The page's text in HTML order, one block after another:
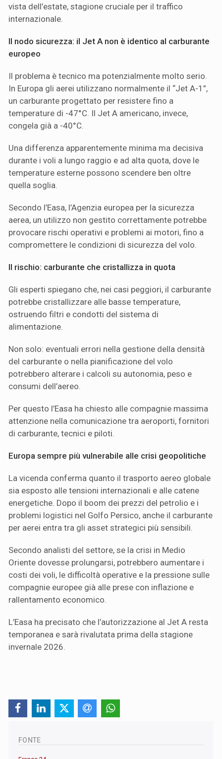
vista dell’estate, stagione cruciale per il traffico
internazionale.
Il nodo sicurezza: il Jet A non è identico al carburante
europeo
Il problema è tecnico ma potenzialmente molto serio.
In Europa gli aerei utilizzano normalmente il “Jet A-1”,
un carburante progettato per resistere fino a
temperature di -47°C. Il Jet A americano, invece,
congela già a -40°C.
Una differenza apparentemente minima ma decisiva
durante i voli a lungo raggio e ad alta quota, dove le
temperature esterne possono scendere ben oltre
quella soglia.
Secondo l’Easa, l’Agenzia europea per la sicurezza
aerea, un utilizzo non gestito correttamente potrebbe
provocare rischi operativi e problemi ai motori, fino a
compromettere le condizioni di sicurezza del volo.
Il rischio: carburante che cristallizza in quota
Gli esperti spiegano che, nei casi peggiori, il carburante
potrebbe cristallizzare alle basse temperature,
ostruendo filtri e condotti del sistema di
alimentazione.
Non solo: eventuali errori nella gestione della densità
del carburante o nella pianificazione del volo
potrebbero alterare i calcoli su autonomia, peso e
consumi dell’aereo.
Per questo l’Easa ha chiesto alle compagnie massima
attenzione nella comunicazione tra aeroporti, fornitori
di carburante, tecnici e piloti.
Europa sempre più vulnerabile alle crisi geopolitiche
La vicenda conferma quanto il trasporto aereo globale
sia esposto alle tensioni internazionali e alle catene
energetiche. Dopo il boom dei prezzi del petrolio e i
problemi logistici nel Golfo Persico, anche il carburante
per aerei entra tra gli asset strategici più sensibili.
Secondo analisti del settore, se la crisi in Medio
Oriente dovesse prolungarsi, potrebbero aumentare i
costi dei voli, le difficoltà operative e la pressione sulle
compagnie europee già alle prese con inflazione e
rallentamento economico.
L’Easa ha precisato che l’autorizzazione al Jet A resta
temporanea e sarà rivalutata prima della stagione
invernale 2026.
FONTE